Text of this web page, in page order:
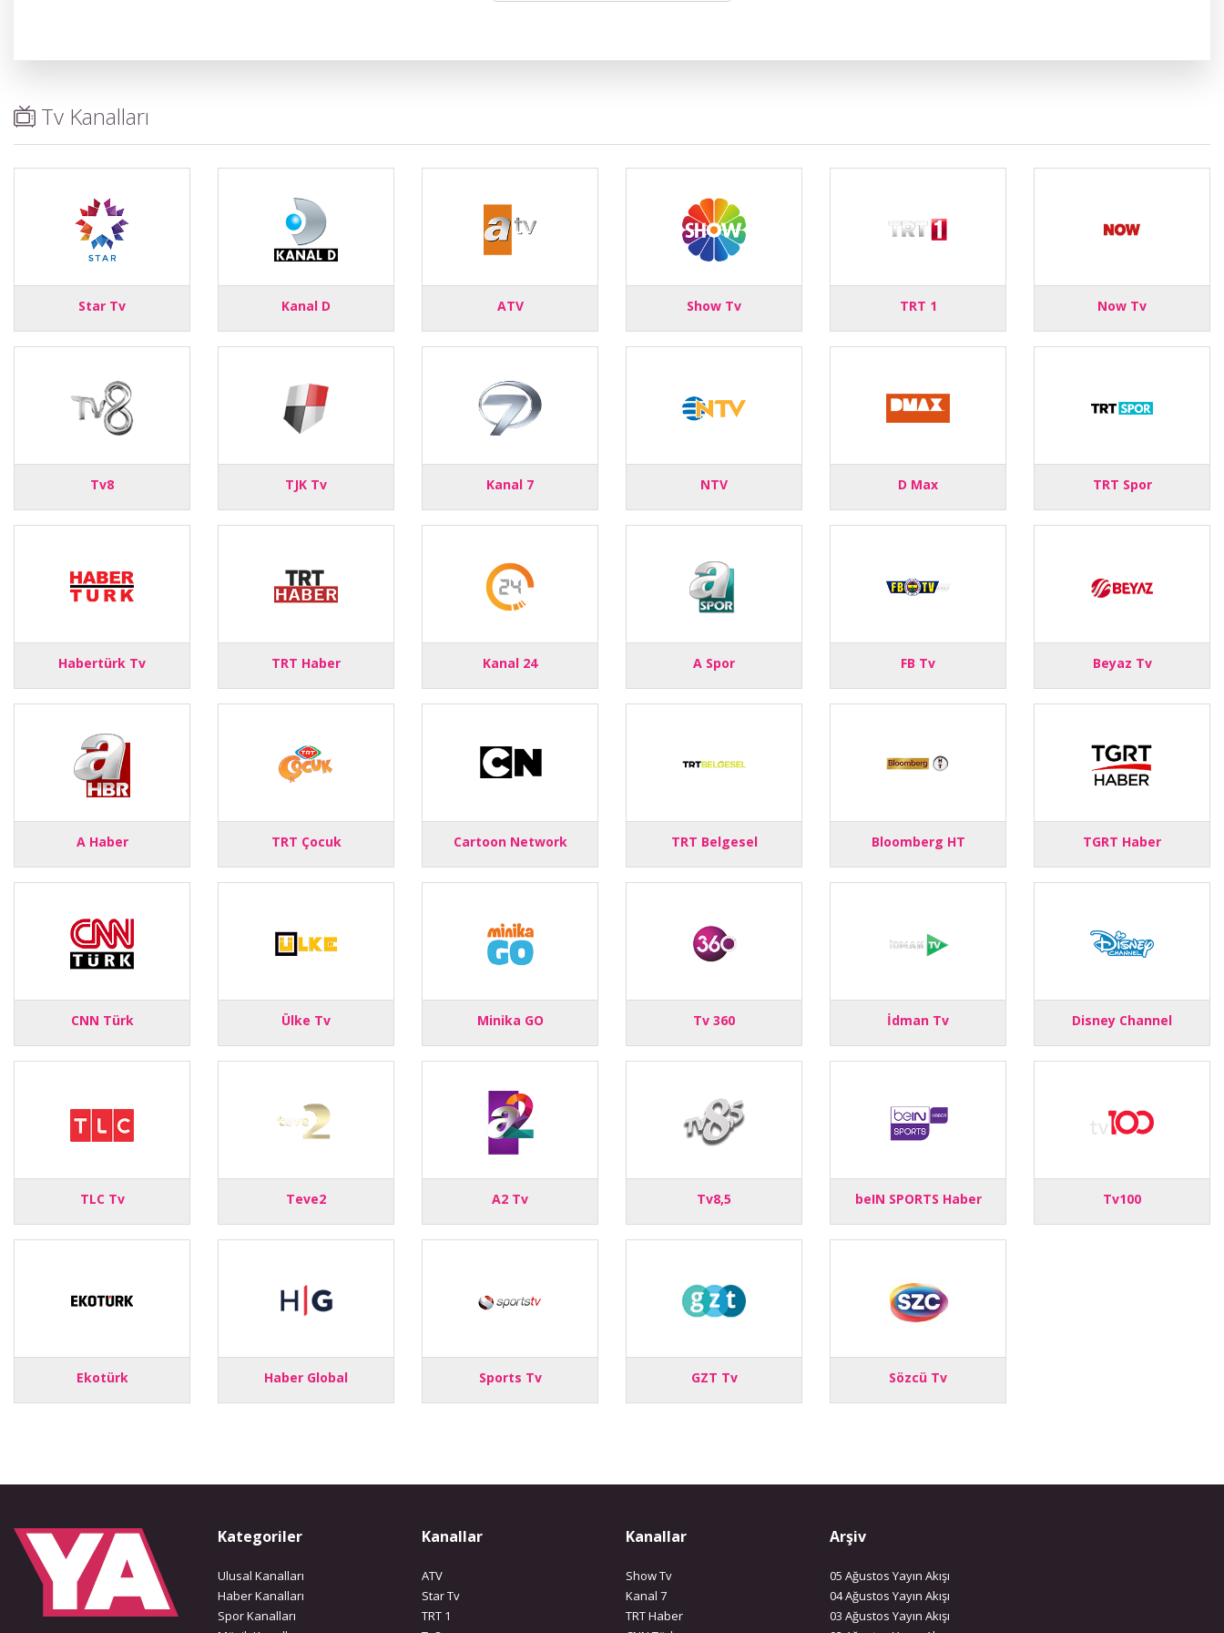
Tv Kanalları
Star Tv Kanal D ATV Show Tv TRT 1 Now Tv
Tv8 TJK Tv Kanal 7 NTV D Max TRT Spor
Habertürk Tv TRT Haber Kanal 24 A Spor FB Tv Beyaz Tv
A Haber TRT Çocuk Cartoon Network TRT Belgesel Bloomberg HT TGRT Haber
CNN Türk Ülke Tv Minika GO Tv 360 İdman Tv Disney Channel
TLC Tv Teve2 A2 Tv Tv8,5 beIN SPORTS Haber Tv100
Ekotürk Haber Global Sports Tv GZT Tv Sözcü Tv
Kategoriler
Ulusal Kanalları
Haber Kanalları
Spor Kanalları
Kanallar
ATV
Star Tv
TRT 1
Kanallar
Show Tv
Kanal 7
TRT Haber
Arşiv
05 Ağustos Yayın Akışı
04 Ağustos Yayın Akışı
03 Ağustos Yayın Akışı